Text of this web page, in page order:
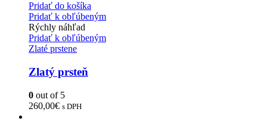
Pridať do košíka
Pridať k obľúbeným
Rýchly náhľad
Pridať k obľúbeným
Zlaté prstene
Zlatý prsteň
0 out of 5
260,00€ s DPH